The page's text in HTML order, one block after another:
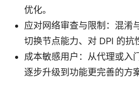
优化。
应对网络审查与限制：混淆
切换节点能力、对 DPI 的抗
成本敏感用户：从代理或入
逐步升级到功能更完善的方案